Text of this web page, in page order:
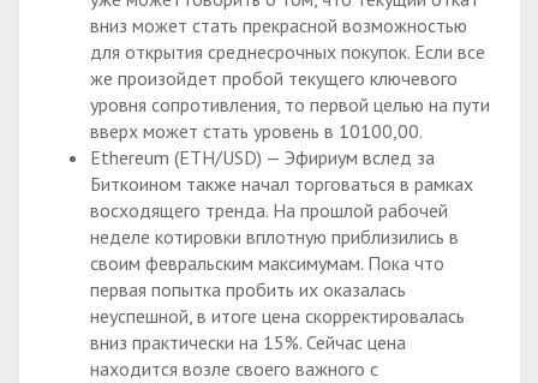
вниз может стать прекрасной возможностью
для открытия среднесрочных покупок. Если все
же произойдет пробой текущего ключевого
уровня сопротивления, то первой целью на пути
вверх может стать уровень в 10100,00.
Ethereum (ETH/USD) — Эфириум вслед за
Биткоином также начал торговаться в рамках
восходящего тренда. На прошлой рабочей
неделе котировки вплотную приблизились в
своим февральским максимумам. Пока что
первая попытка пробить их оказалась
неуспешной, в итоге цена скорректировалась
вниз практически на 15%. Сейчас цена
находится возле своего важного с